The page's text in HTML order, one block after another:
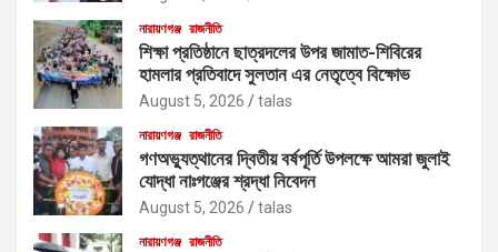
নারায়ণগঞ্জ রাজনীতি
শিক্ষা প্রতিষ্ঠানে ছাত্রদলের উপর জামাত-শিবিরের
হামলার প্রতিবাদে সুলতান এর নেতৃত্বে বিক্ষোভ
August 5, 2026 talas
নারায়ণগঞ্জ রাজনীতি
গণঅভ্যুত্থানের দ্বিতীয় বর্ষপূর্তি উপলক্ষে আমরা জুলাই
যোদ্ধা নাঃগঞ্জের শ্রদ্ধা নিবেদন
August 5, 2026 talas
নারায়ণগঞ্জ রাজনীতি